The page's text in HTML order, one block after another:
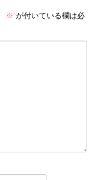
※ が付いている欄は必